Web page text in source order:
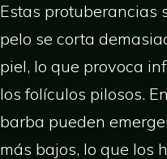
Estas protuberancias
pelo se corta
piel, lo que provoca
los folículos pilosos.
barba pueden
más bajos, lo que los